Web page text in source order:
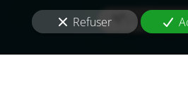
En savoir
Refuser